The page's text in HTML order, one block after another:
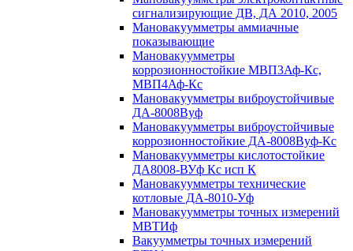
сигнализирующие ДВ, ДА 2010, 2005
Мановакуумметры аммиачные
показывающие
Мановакуумметры
коррозионностойкие МВП3Аф-Кс,
МВП4Аф-Кс
Мановакуумметры виброустойчивые
ДА-8008Вуф
Мановакуумметры виброустойчивые
коррозионностойкие ДА-8008Вуф-Кс
Мановакуумметры кислотостойкие
ДА8008-ВУф Кс исп К
Мановакуумметры технические
котловые ДА-8010-Уф
Мановакуумметры точных измерений
МВТИф
Вакуумметры точных измерений